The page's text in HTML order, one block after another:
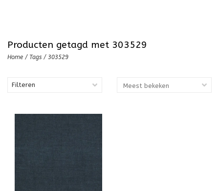
Producten getagd met 303529
Home / Tags / 303529
Filteren